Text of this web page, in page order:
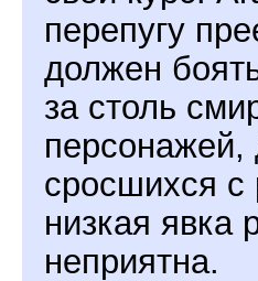
перепугу
должен
за столь
персонажей,
сросшихся
низкая явка
неприятна.